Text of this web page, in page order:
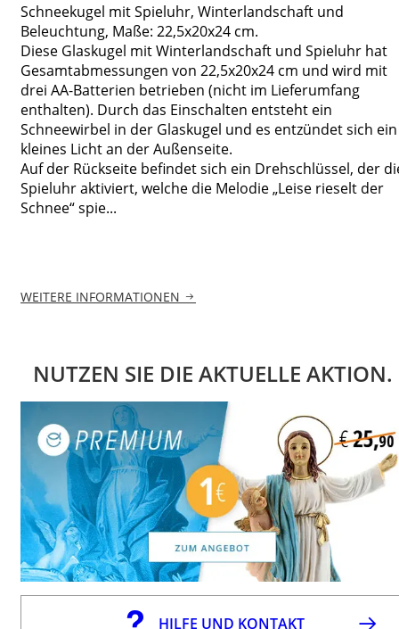
Schneekugel mit Spieluhr, Winterlandschaft und
Beleuchtung, Maße: 22,5x20x24 cm.
Diese Glaskugel mit Winterlandschaft und Spieluhr hat
Gesamtabmessungen von 22,5x20x24 cm und wird mit
drei AA-Batterien betrieben (nicht im Lieferumfang
enthalten). Durch das Einschalten entsteht ein
Schneewirbel in der Glaskugel und es entzündet sich ein
kleines Licht an der Außenseite.
Auf der Rückseite befindet sich ein Drehschlüssel, der
Spieluhr aktiviert, welche die Melodie „Leise rieselt der
Schnee“ spie...
WEITERE INFORMATIONEN
NUTZEN SIE DIE AKTUELLE AKTION.
HILFE UND KONTAKT